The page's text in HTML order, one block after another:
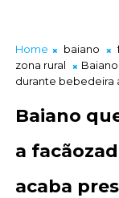
Home baiano
zona rural
durante bebedeira
Baiano
a
acaba